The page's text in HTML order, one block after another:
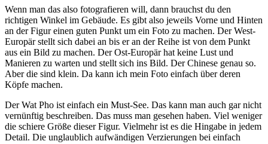
Wenn man das also fotografieren will, dann brauchst du den
richtigen Winkel im Gebäude. Es gibt also jeweils Vorne und Hinten
an der Figur einen guten Punkt um ein Foto zu machen. Der West-
Europär stellt sich dabei an bis er an der Reihe ist von dem Punkt
aus ein Bild zu machen. Der Ost-Europär hat keine Lust und
Manieren zu warten und stellt sich ins Bild. Der Chinese genau so.
Aber die sind klein. Da kann ich mein Foto einfach über deren
Köpfe machen.
Der Wat Pho ist einfach ein Must-See. Das kann man auch gar nicht
vernünftig beschreiben. Das muss man gesehen haben. Viel weniger
die schiere Größe dieser Figur. Vielmehr ist es die Hingabe in jedem
Detail. Die unglaublich aufwändigen Verzierungen bei einfach